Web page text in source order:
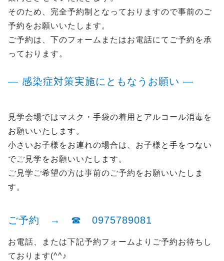
そのため、完全予約制となっておりますので事前のご
予約をお願いいたします。
ご予約は、下のフォームまたはお電話にてご予約を承
っております。
― 感染症対策実施にともなうお願い ―
見学会場ではマスク・手袋の着用とアルコール消毒を
お願いいたします。
小さいお子様をお連れの場合は、お子様と手をつない
でご見学をお願いいたします。
ご見学ご希望の方は事前のご予約をお願いいたしま
す。
ご予約 → ☎ 0975789081
お電話、または下記予約フォームよりご予約お待ちし
ております(^^♪